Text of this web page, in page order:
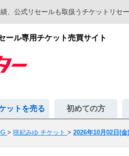
、公式リセールも取扱うチケットリセ
ール専用チケット売買サイト
ットを売る 初めての方
> 咲妃みゆ チケット > 2026年10月02日(